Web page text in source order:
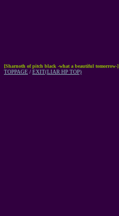
[Sharnoth of pitch black -what a beautiful tomorrow-]
TOPPAGE / EXIT(LIAR HP TOP)